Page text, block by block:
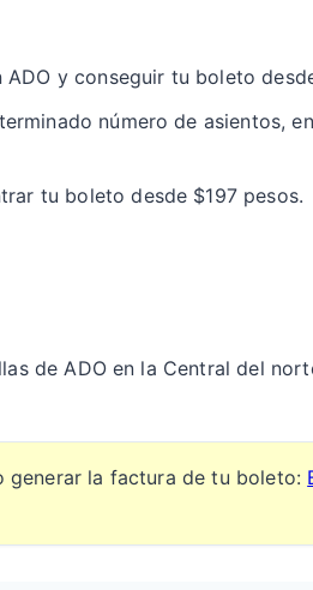
y conseguir tu boleto
número de asientos,
tu boleto desde $197 pesos.
de ADO en la Central del
la factura de tu boleto: